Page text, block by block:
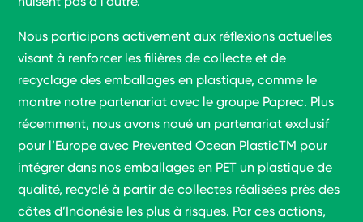
Nous participons activement aux réflexions actuelles
visant à renforcer les filières de collecte et de
recyclage des emballages en plastique, comme le
montre notre partenariat avec le groupe Paprec. Plus
récemment, nous avons noué un partenariat exclusif
pour l’Europe avec Prevented Ocean PlasticTM pour
intégrer dans nos emballages en PET un plastique de
qualité, recyclé à partir de collectes réalisées près des
côtes d’Indonésie les plus à risques. Par ces actions,